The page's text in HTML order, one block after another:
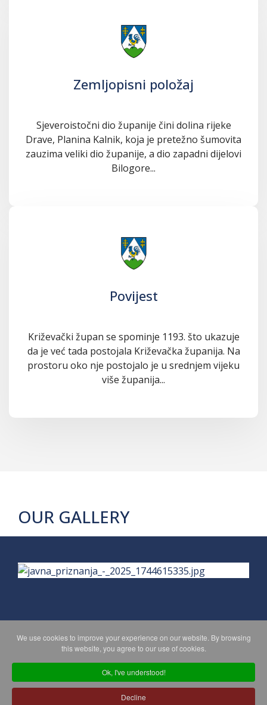
Zemljopisni položaj
Sjeveroistočni dio županije čini dolina rijeke
Drave, Planina Kalnik, koja je pretežno šumovita
zauzima veliki dio županije, a dio zapadni dijelovi
Bilogore...
Povijest
Križevački župan se spominje 1193. što ukazuje
da je već tada postojala Križevačka županija. Na
prostoru oko nje postojalo je u srednjem vijeku
više županija...
OUR GALLERY
PRIVACY POLICY MAPA WEBA
Copyright © 2026 Koprivničko - križevačka županija. All Rights
Reserved.
We use cookies to improve your experience on our website. By browsing
this website, you agree to our use of cookies.
Ok, I've understood!
Decline